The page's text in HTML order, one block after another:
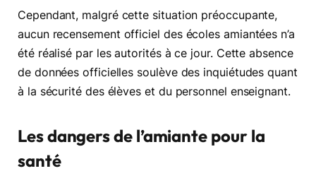
Cependant, malgré cette situation préoccupante,
aucun recensement officiel des écoles amiantées n’a
été réalisé par les autorités à ce jour. Cette absence
de données officielles soulève des inquiétudes quant
à la sécurité des élèves et du personnel enseignant.
Les dangers de l’amiante pour la
santé